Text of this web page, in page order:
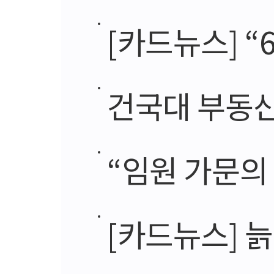
[카드뉴스] “60
건국대 부동산
“임원 가문
[카드뉴스]